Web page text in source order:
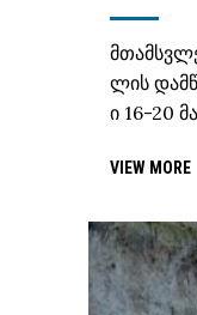
ლის
ი 16-20
VIEW MORE